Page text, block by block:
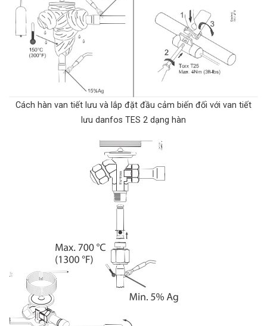
Cách hàn van tiết lưu và lắp đặt đầu cảm biến đối với van tiết
lưu danfos TES 2 dạng hàn